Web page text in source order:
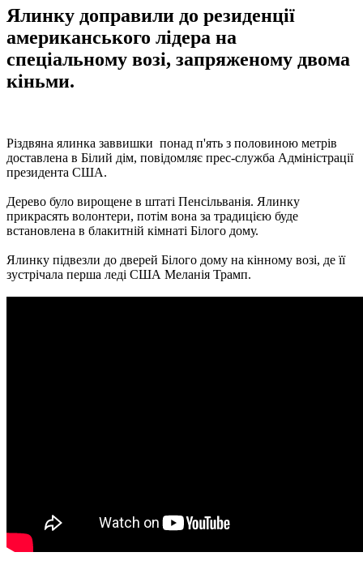
Ялинку доправили до резиденції
американського лідера на
спеціальному возі, запряженому двома
кіньми.
Різдвяна ялинка заввишки понад п'ять з половиною метрів
доставлена в Білий дім, повідомляє прес-служба Адміністрації
президента США.
Дерево було вирощене в штаті Пенсільванія. Ялинку
прикрасять волонтери, потім вона за традицією буде
встановлена в блакитній кімнаті Білого дому.
Ялинку підвезли до дверей Білого дому на кінному возі, де її
зустрічала перша леді США Меланія Трамп.